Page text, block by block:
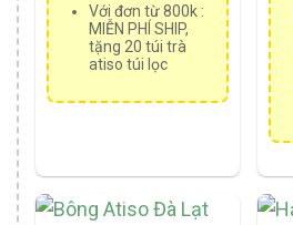
Với đơn từ 800k :
MIỄN PHÍ SHIP,
tặng 20 túi trà
atiso túi lọc